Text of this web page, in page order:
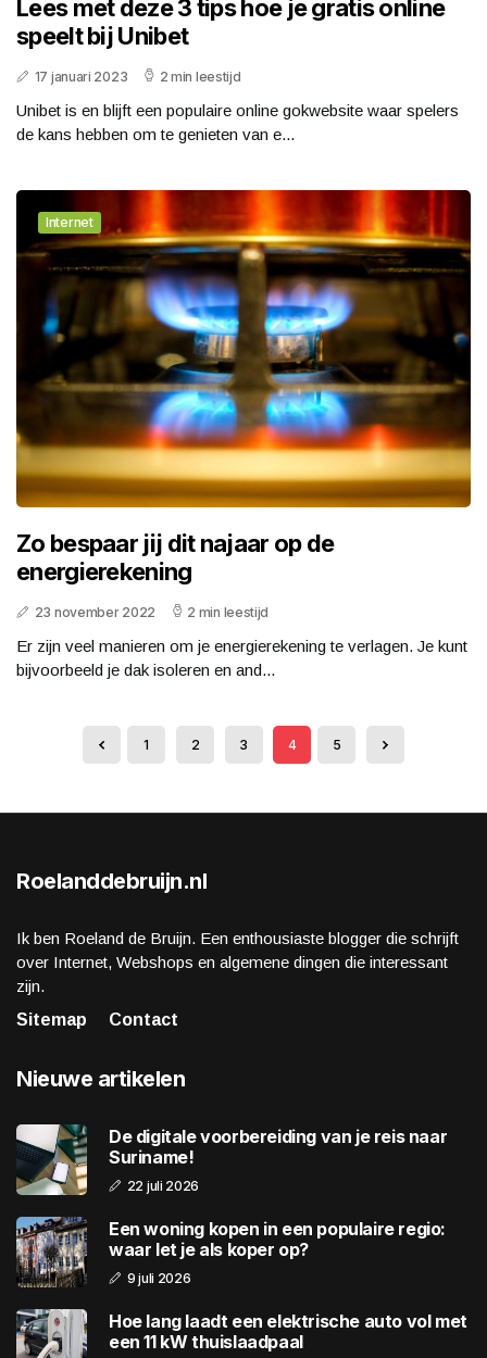
Lees met deze 3 tips hoe je gratis online
speelt bij Unibet
17 januari 2023 2 min leestijd
Unibet is en blijft een populaire online gokwebsite waar spelers
de kans hebben om te genieten van e...
Internet
Zo bespaar jij dit najaar op de
energierekening
23 november 2022 2 min leestijd
Er zijn veel manieren om je energierekening te verlagen. Je kunt
bijvoorbeeld je dak isoleren en and...
1 2 3 4 5
Roelanddebruijn.nl
Ik ben Roeland de Bruijn. Een enthousiaste blogger die schrijft
over Internet, Webshops en algemene dingen die interessant
zijn.
Sitemap
Contact
Nieuwe artikelen
De digitale voorbereiding van je reis naar
Suriname!
22 juli 2026
Een woning kopen in een populaire regio:
waar let je als koper op?
9 juli 2026
Hoe lang laadt een elektrische auto vol met
een 11 kW thuislaadpaal